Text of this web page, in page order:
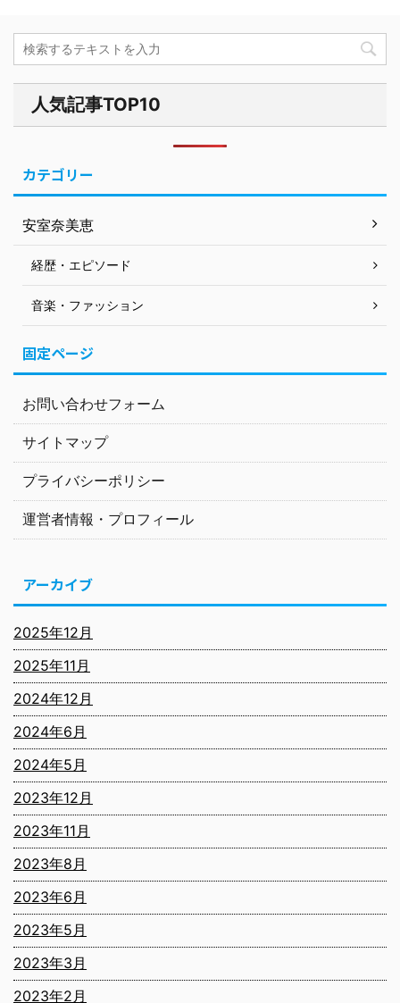
人気記事TOP10
カテゴリー
安室奈美恵
経歴・エピソード
音楽・ファッション
固定ページ
お問い合わせフォーム
サイトマップ
プライバシーポリシー
運営者情報・プロフィール
アーカイブ
2025年12月
2025年11月
2024年12月
2024年6月
2024年5月
2023年12月
2023年11月
2023年8月
2023年6月
2023年5月
2023年3月
2023年2月